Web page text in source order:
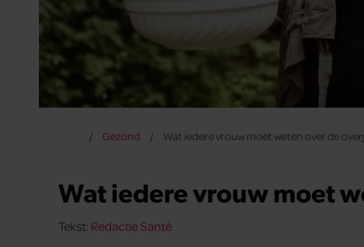
Gezond Wat iedere vrouw moet weten over de
Wat iedere vrouw moet
Tekst: Redactie Santé